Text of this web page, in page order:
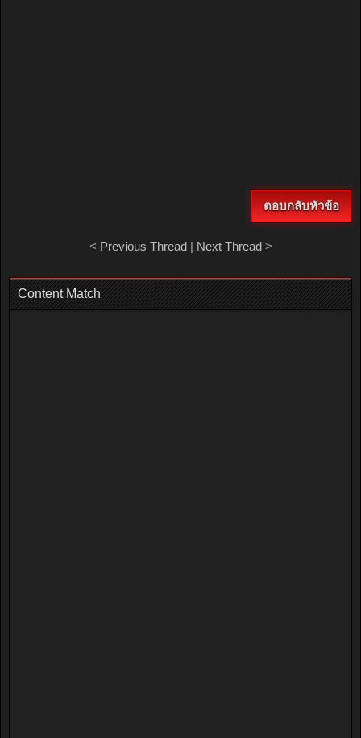
ตอบกลับหัวข้อ
< Previous Thread| Next Thread>
Content Match